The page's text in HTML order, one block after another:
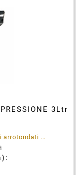
3Ltr
Il Contura ha un corpo unico con lati arrotondati per facilitare la mescolazione, migliore visibilità e una facile rimozione del cibo. Per piatti difficili che richiedono molta mescolatura, Contura è la pentola ideale.